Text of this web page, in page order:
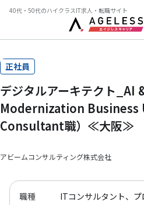
40代・50代のハイクラスIT求人・転職サイト
正社員
デジタルアーキテクト
Modernization
Consultant職）≪大阪≫
アビームコンサルティング株式会社
職種
ITコンサルタント、